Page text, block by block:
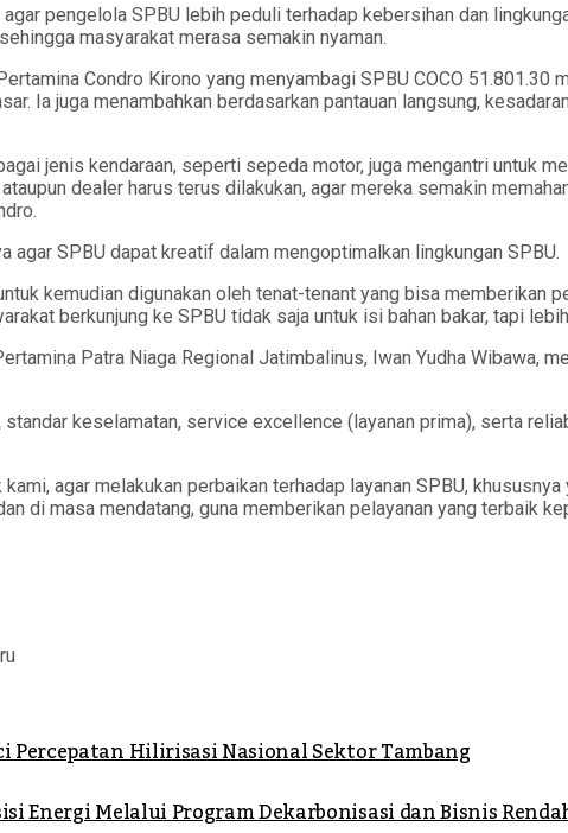
pengelola SPBU lebih peduli terhadap kebersihan dan
masyarakat merasa semakin nyaman.
Condro Kirono yang menyambagi SPBU COCO 51.801.30
Ia juga menambahkan berdasarkan pantauan langsung,
jenis kendaraan, seperti sepeda motor, juga mengantri untuk
dealer harus terus dilakukan, agar mereka semakin
agar SPBU dapat kreatif dalam mengoptimalkan lingkungan SPBU.
kemudian digunakan oleh tenat-tenant yang bisa
berkunjung ke SPBU tidak saja untuk isi bahan bakar, tapi
Patra Niaga Regional Jatimbalinus, Iwan Yudha Wibawa,
keselamatan, service excellence (layanan prima), serta
kami, agar melakukan perbaikan terhadap layanan SPBU,
di masa mendatang, guna memberikan pelayanan yang terbaik
Percepatan Hilirisasi Nasional Sektor Tambang
Energi Melalui Program Dekarbonisasi dan Bisnis